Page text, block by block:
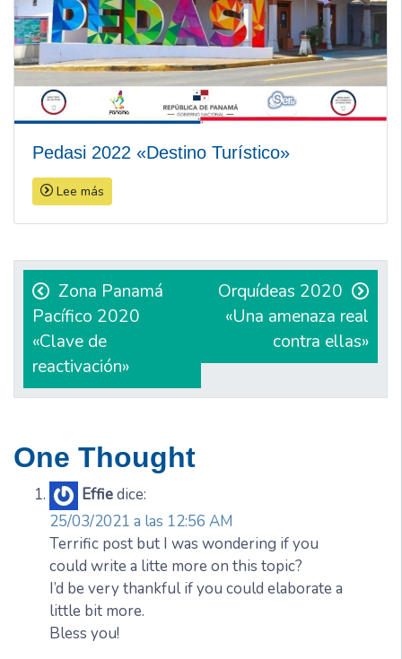
Pedasi 2022 «Destino Turístico»
Lee más
Navegación
de
entradas
Zona Panamá
Pacífico 2020
«Clave de
reactivación»
Orquídeas 2020
«Una amenaza real
contra ellas»
One Thought
Effiedice:
25/03/2021 a las 12:56 AM
Terrific post but I was wondering if you
could write a litte more on this topic?
I’d be very thankful if you could elaborate a
little bit more.
Bless you!